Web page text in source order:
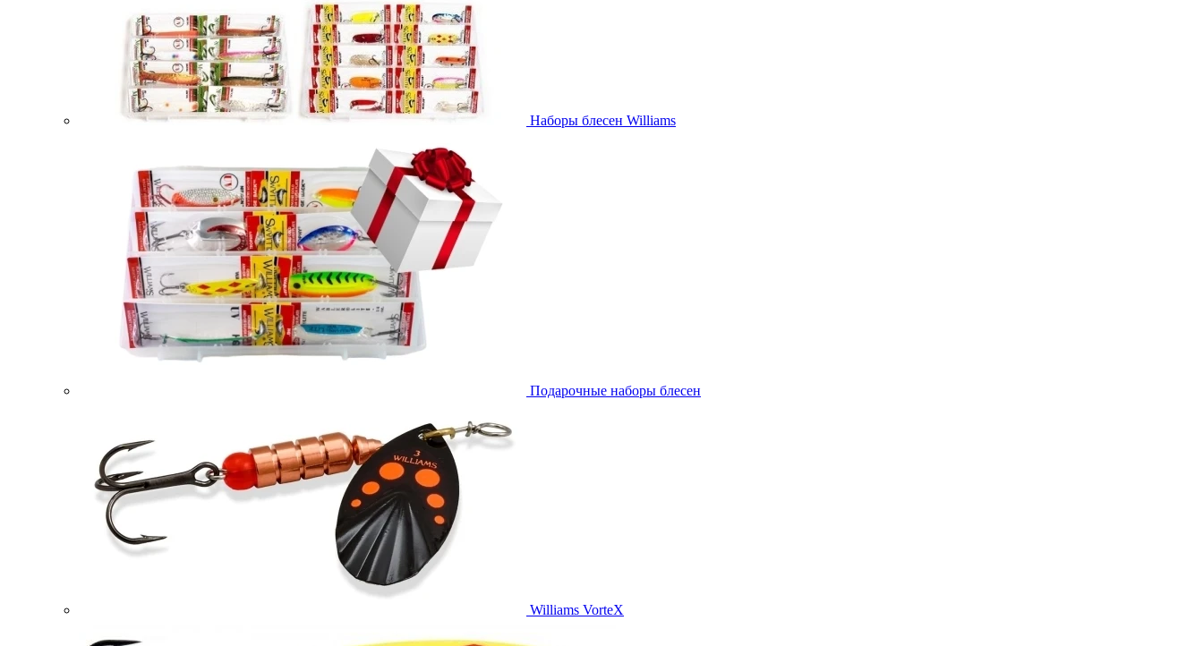
Наборы блесен Williams
Подарочные наборы блесен
Williams VorteX